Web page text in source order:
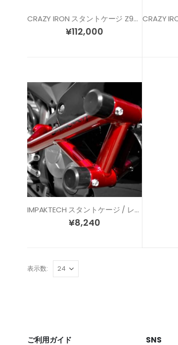
CRAZY IRON スタントケージ Z900 (17-19)
¥112,000
IMPAKTECH スタントケージ / レースアーマー リペアスライダー
¥8,240
表示数:
ご利用ガイド SNS